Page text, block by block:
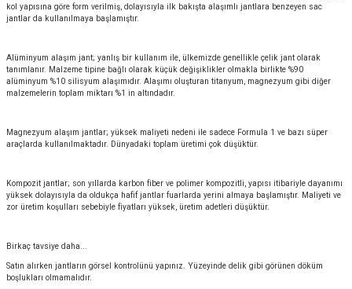
kol yapısına göre form verilmiş, dolayısıyla ilk bakışta alaşımlı jantlara benzeyen sac
jantlar da kullanılmaya başlamıştır.
Alüminyum alaşım jant; yanlış bir kullanım ile, ülkemizde genellikle çelik jant olarak
tanımlanır. Malzeme tipine bağlı olarak küçük değişiklikler olmakla birlikte %90
alüminyum %10 silisyum alaşımıdır. Alaşımı oluşturan titanyum, magnezyum gibi diğer
malzemelerin toplam miktarı %1 in altındadır.
Magnezyum alaşım jantlar; yüksek maliyeti nedeni ile sadece Formula 1 ve bazı süper
araçlarda kullanılmaktadır. Dünyadaki toplam üretimi çok düşüktür.
Kompozit jantlar; son yıllarda karbon fiber ve polimer kompozitli, yapısı itibariyle dayanımı
yüksek dolayısıyla da oldukça hafif jantlar fuarlarda yerini almaya başlamıştır. Maliyeti ve
zor üretim koşulları sebebiyle fiyatları yüksek, üretim adetleri düşüktür.
Birkaç tavsiye daha...
Satın alırken jantların görsel kontrolünü yapınız. Yüzeyinde delik gibi görünen döküm
boşlukları olmamalıdır.